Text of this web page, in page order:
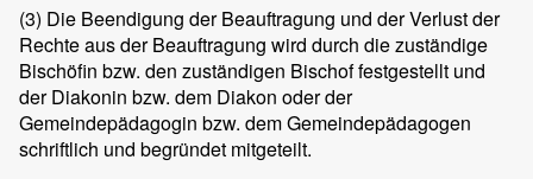
(3) Die Beendigung der Beauftragung und der Verlust der
Rechte aus der Beauftragung wird durch die zuständige
Bischöfin bzw. den zuständigen Bischof festgestellt und
der Diakonin bzw. dem Diakon oder der
Gemeindepädagogin bzw. dem Gemeindepädagogen
schriftlich und begründet mitgeteilt.